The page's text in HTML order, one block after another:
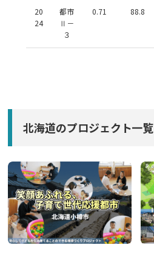
20
24
都市
Ⅱ－
３
0.71 88.8
北海道のプロジェクト一覧